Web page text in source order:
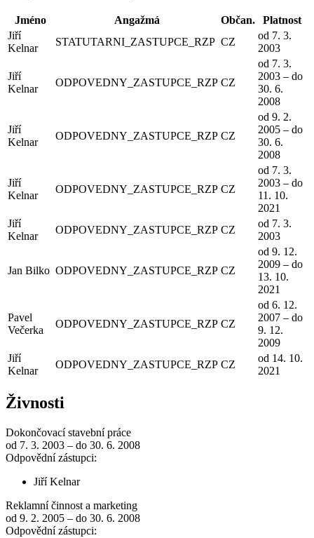
Jméno Angažmá Občan.
Platnost
Jiří
Kelnar
STATUTARNI_ZASTUPCE_RZP CZ
od 7. 3.
2003
Jiří
Kelnar
ODPOVEDNY_ZASTUPCE_RZP CZ
od 7. 3.
2003 – do
30. 6.
2008
Jiří
Kelnar
ODPOVEDNY_ZASTUPCE_RZP CZ
od 9. 2.
2005 – do
30. 6.
2008
Jiří
Kelnar
ODPOVEDNY_ZASTUPCE_RZP CZ
od 7. 3.
2003 – do
11. 10.
2021
Jiří
Kelnar
ODPOVEDNY_ZASTUPCE_RZP CZ
od 7. 3.
2003
Jan Bilko ODPOVEDNY_ZASTUPCE_RZP CZ
od 9. 12.
2009 – do
13. 10.
2021
Pavel
Večerka
ODPOVEDNY_ZASTUPCE_RZP CZ
od 6. 12.
2007 – do
9. 12.
2009
Jiří
Kelnar
ODPOVEDNY_ZASTUPCE_RZP CZ
od 14. 10.
2021
Živnosti
Dokončovací stavební práce
od 7. 3. 2003 – do 30. 6. 2008
Odpovědní zástupci:
Jiří Kelnar
Reklamní činnost a marketing
od 9. 2. 2005 – do 30. 6. 2008
Odpovědní zástupci: